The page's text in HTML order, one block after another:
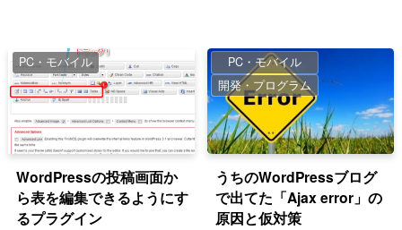
PC・モバイル
WordPressの投稿画面か
ら表を編集できるようにす
るプラグイン
PC・モバイル
開発・プログラム
うちのWordPressブログ
で出てた「Ajax error」の
原因と仮対策